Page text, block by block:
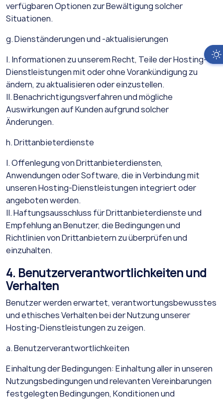
verfügbaren Optionen zur Bewältigung solcher
Situationen.
g. Dienständerungen und -aktualisierungen
I. Informationen zu unserem Recht, Teile der Hosting-
Dienstleistungen mit oder ohne Vorankündigung zu
ändern, zu aktualisieren oder einzustellen.
II. Benachrichtigungsverfahren und mögliche
Auswirkungen auf Kunden aufgrund solcher
Änderungen.
h. Drittanbieterdienste
I. Offenlegung von Drittanbieterdiensten,
Anwendungen oder Software, die in Verbindung mit
unseren Hosting-Dienstleistungen integriert oder
angeboten werden.
II. Haftungsausschluss für Drittanbieterdienste und
Empfehlung an Benutzer, die Bedingungen und
Richtlinien von Drittanbietern zu überprüfen und
einzuhalten.
4. Benutzerverantwortlichkeiten und
Verhalten
Benutzer werden erwartet, verantwortungsbewusstes
und ethisches Verhalten bei der Nutzung unserer
Hosting-Dienstleistungen zu zeigen.
a. Benutzerverantwortlichkeiten
Einhaltung der Bedingungen: Einhaltung aller in unseren
Nutzungsbedingungen und relevanten Vereinbarungen
festgelegten Bedingungen, Konditionen und